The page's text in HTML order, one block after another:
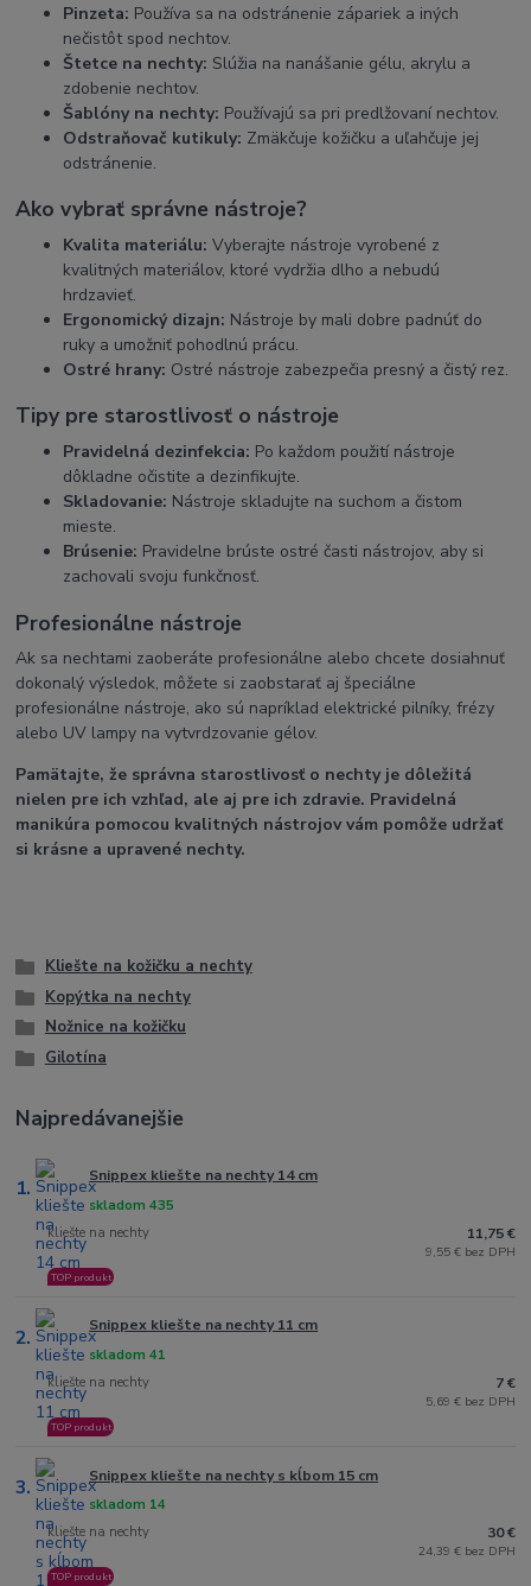
Pinzeta: Používa sa na odstránenie zápariek a iných
nečistôt spod nechtov.
Štetce na nechty: Slúžia na nanášanie gélu, akrylu a
zdobenie nechtov.
Šablóny na nechty: Používajú sa pri predlžovaní nechtov.
Odstraňovač kutikuly: Zmäkčuje kožičku a uľahčuje jej
odstránenie.
Ako vybrať správne nástroje?
Kvalita materiálu: Vyberajte nástroje vyrobené z
kvalitných materiálov, ktoré vydržia dlho a nebudú
hrdzavieť.
Ergonomický dizajn: Nástroje by mali dobre padnúť do
ruky a umožniť pohodlnú prácu.
Ostré hrany: Ostré nástroje zabezpečia presný a čistý rez.
Tipy pre starostlivosť o nástroje
Pravidelná dezinfekcia: Po každom použití nástroje
dôkladne očistite a dezinfikujte.
Skladovanie: Nástroje skladujte na suchom a čistom
mieste.
Brúsenie: Pravidelne brúste ostré časti nástrojov, aby si
zachovali svoju funkčnosť.
Profesionálne nástroje
Ak sa nechtami zaoberáte profesionálne alebo chcete dosiahnuť
dokonalý výsledok, môžete si zaobstarať aj špeciálne
profesionálne nástroje, ako sú napríklad elektrické pilníky, frézy
alebo UV lampy na vytvrdzovanie gélov.
Pamätajte, že správna starostlivosť o nechty je dôležitá
nielen pre ich vzhľad, ale aj pre ich zdravie. Pravidelná
manikúra pomocou kvalitných nástrojov vám pomôže udržať
si krásne a upravené nechty.
Kliešte na kožičku a nechty
Kopýtka na nechty
Nožnice na kožičku
Gilotína
Najpredávanejšie
1. Snippex kliešte na nechty 14 cm
kliešte na nechty
skladom 435
TOP produkt
11,75 €
9,55 € bez DPH
2. Snippex kliešte na nechty 11 cm
kliešte na nechty
skladom 41
TOP produkt
7 €
5,69 € bez DPH
3. Snippex kliešte na nechty s kĺbom 15 cm
kliešte na nechty
skladom 14
TOP produkt
30 €
24,39 € bez DPH